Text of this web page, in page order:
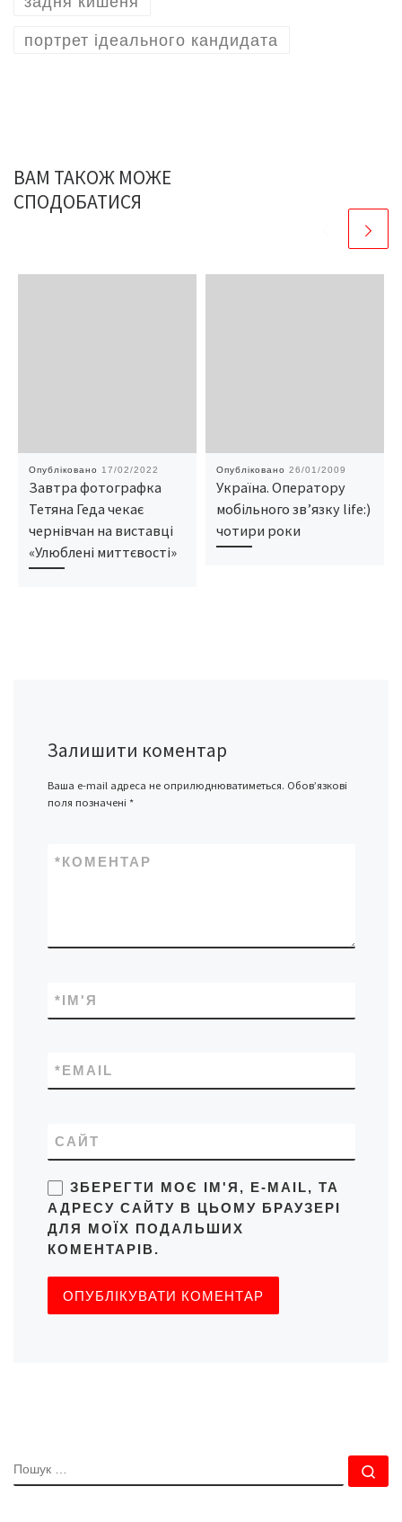
портрет ідеального кандидата
ВАМ ТАКОЖ МОЖЕ
СПОДОБАТИСЯ
Опубліковано 17/02/2022
Завтра фотографка
Тетяна Геда чекає
чернівчан на виставці
«Улюблені миттєвості»
Опубліковано 26/01/2009
Україна. Оператору
мобільного зв’язку life:)
чотири роки
Залишити коментар
Ваша e-mail адреса не оприлюднюватиметься. Обов’язкові
поля позначені *
КОМЕНТАР
*
ІМ'Я
*
EMAIL
*
САЙТ
ЗБЕРЕГТИ МОЄ ІМ'Я, E-MAIL, ТА
АДРЕСУ САЙТУ В ЦЬОМУ БРАУЗЕРІ
ДЛЯ МОЇХ ПОДАЛЬШИХ
КОМЕНТАРІВ.
ПОШУК